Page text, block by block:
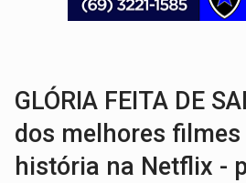
INFLUENCIARIA
GLÓRIA FEITA DE
dos melhores
história na Netflix -